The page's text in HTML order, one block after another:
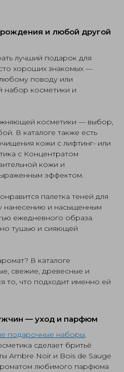
и любой другой
лучший подарок для
хороших знакомых —
поводу или
набор косметики и
косметики — выбор,
В каталоге также есть
кожи с лифтинг- или
с Концентратом
кожи и
эффектом.
палетка теней для
нанесению и насыщенным
ежедневного образа.
тушью и сияющей
В каталоге
свежие, древесные и
то, что подходит именно ей
— уход и парфюм
подарочные наборы.
сделает бритьё
Ambre Noir и Bois de Sauge
любимого парфюма